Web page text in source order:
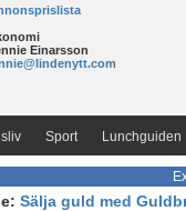
Einarsson
Sport Lunchguiden
Sälja guld med